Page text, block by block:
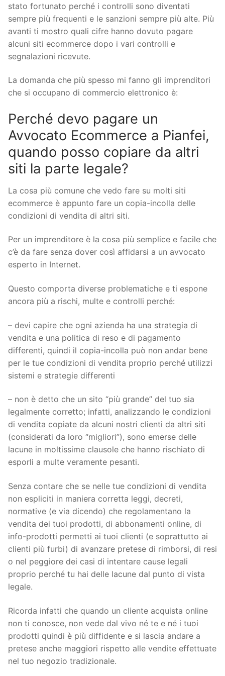
stato fortunato perché i controlli sono diventati
sempre più frequenti e le sanzioni sempre più alte. Più
avanti ti mostro quali cifre hanno dovuto pagare
alcuni siti ecommerce dopo i vari controlli e
segnalazioni ricevute.
La domanda che più spesso mi fanno gli imprenditori
che si occupano di commercio elettronico è:
Perché devo pagare un
Avvocato Ecommerce a Pianfei,
quando posso copiare da altri
siti la parte legale?
La cosa più comune che vedo fare su molti siti
ecommerce è appunto fare un copia-incolla delle
condizioni di vendita di altri siti.
Per un imprenditore è la cosa più semplice e facile che
c’è da fare senza dover così affidarsi a un avvocato
esperto in Internet.
Questo comporta diverse problematiche e ti espone
ancora più a rischi, multe e controlli perché:
– devi capire che ogni azienda ha una strategia di
vendita e una politica di reso e di pagamento
differenti, quindi il copia-incolla può non andar bene
per le tue condizioni di vendita proprio perché utilizzi
sistemi e strategie differenti
– non è detto che un sito “più grande” del tuo sia
legalmente corretto; infatti, analizzando le condizioni
di vendita copiate da alcuni nostri clienti da altri siti
(considerati da loro “migliori”), sono emerse delle
lacune in moltissime clausole che hanno rischiato di
esporli a multe veramente pesanti.
Senza contare che se nelle tue condizioni di vendita
non espliciti in maniera corretta leggi, decreti,
normative (e via dicendo) che regolamentano la
vendita dei tuoi prodotti, di abbonamenti online, di
info-prodotti permetti ai tuoi clienti (e soprattutto ai
clienti più furbi) di avanzare pretese di rimborsi, di resi
o nel peggiore dei casi di intentare cause legali
proprio perché tu hai delle lacune dal punto di vista
legale.
Ricorda infatti che quando un cliente acquista online
non ti conosce, non vede dal vivo né te e né i tuoi
prodotti quindi è più diffidente e si lascia andare a
pretese anche maggiori rispetto alle vendite effettuate
nel tuo negozio tradizionale.